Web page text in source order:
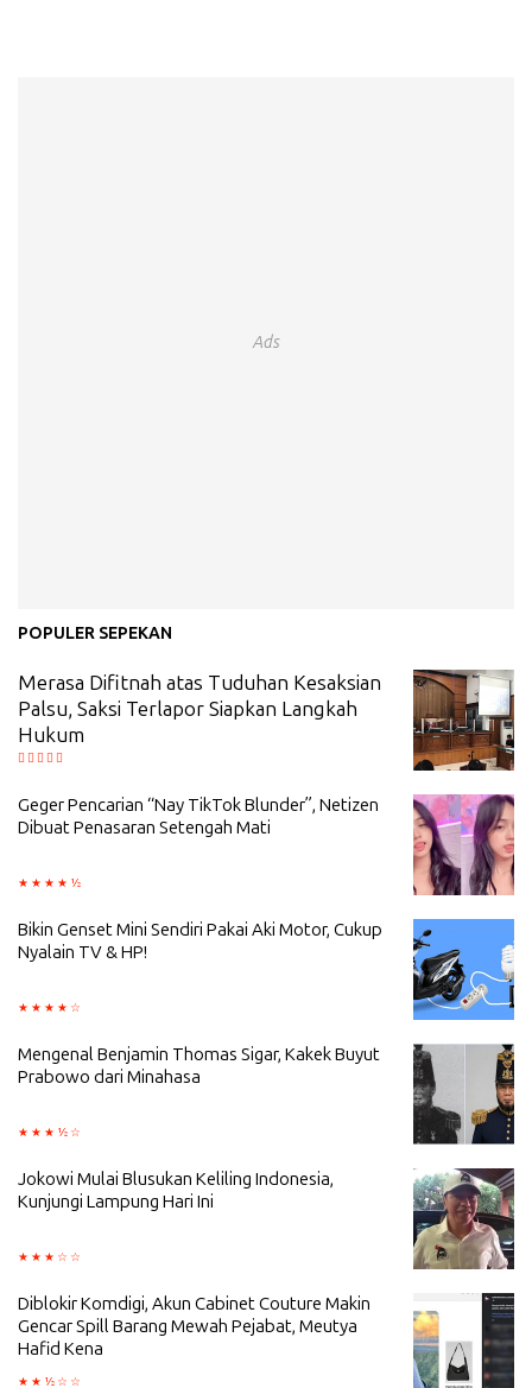
Ads
POPULER SEPEKAN
Merasa Difitnah atas Tuduhan Kesaksian
Palsu, Saksi Terlapor Siapkan Langkah
Hukum
Geger Pencarian “Nay TikTok Blunder”, Netizen
Dibuat Penasaran Setengah Mati
Bikin Genset Mini Sendiri Pakai Aki Motor, Cukup
Nyalain TV & HP!
Mengenal Benjamin Thomas Sigar, Kakek Buyut
Prabowo dari Minahasa
Jokowi Mulai Blusukan Keliling Indonesia,
Kunjungi Lampung Hari Ini
Diblokir Komdigi, Akun Cabinet Couture Makin
Gencar Spill Barang Mewah Pejabat, Meutya
Hafid Kena